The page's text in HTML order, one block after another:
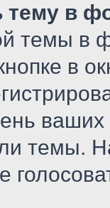
тему в
темы в
в
ваших
темы.